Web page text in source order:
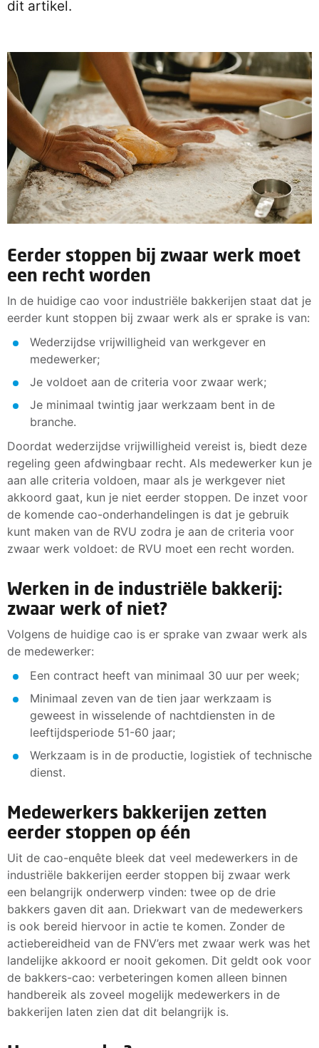
dit artikel.
Eerder stoppen bij zwaar werk moet
een recht worden
In de huidige cao voor industriële bakkerijen staat dat je
eerder kunt stoppen bij zwaar werk als er sprake is van:
Wederzijdse vrijwilligheid van werkgever en
medewerker;
Je voldoet aan de criteria voor zwaar werk;
Je minimaal twintig jaar werkzaam bent in de
branche.
Doordat wederzijdse vrijwilligheid vereist is, biedt deze
regeling geen afdwingbaar recht. Als medewerker kun je
aan alle criteria voldoen, maar als je werkgever niet
akkoord gaat, kun je niet eerder stoppen. De inzet voor
de komende cao-onderhandelingen is dat je gebruik
kunt maken van de RVU zodra je aan de criteria voor
zwaar werk voldoet: de RVU moet een recht worden.
Werken in de industriële bakkerij:
zwaar werk of niet?
Volgens de huidige cao is er sprake van zwaar werk als
de medewerker:
Een contract heeft van minimaal 30 uur per week;
Minimaal zeven van de tien jaar werkzaam is
geweest in wisselende of nachtdiensten in de
leeftijdsperiode 51-60 jaar;
Werkzaam is in de productie, logistiek of technische
dienst.
Medewerkers bakkerijen zetten
eerder stoppen op één
Uit de cao-enquête bleek dat veel medewerkers in de
industriële bakkerijen eerder stoppen bij zwaar werk
een belangrijk onderwerp vinden: twee op de drie
bakkers gaven dit aan. Driekwart van de medewerkers
is ook bereid hiervoor in actie te komen. Zonder de
actiebereidheid van de FNV’ers met zwaar werk was het
landelijke akkoord er nooit gekomen. Dit geldt ook voor
de bakkers-cao: verbeteringen komen alleen binnen
handbereik als zoveel mogelijk medewerkers in de
bakkerijen laten zien dat dit belangrijk is.